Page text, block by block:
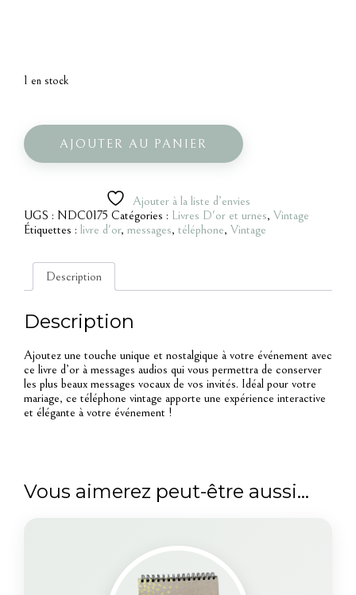
1 en stock
de
Livre
d'or
AJOUTER AU PANIER
Ajouter à la liste d’envies
UGS : NDC0175 Catégories : Livres D'or et urnes, Vintage
Étiquettes : livre d'or, messages, téléphone, Vintage
Description
Description
Ajoutez une touche unique et nostalgique à votre événement avec
ce livre d’or à messages audios qui vous permettra de conserver
les plus beaux messages vocaux de vos invités. Idéal pour votre
mariage, ce téléphone vintage apporte une expérience interactive
et élégante à votre événement !
Vous aimerez peut-être aussi…